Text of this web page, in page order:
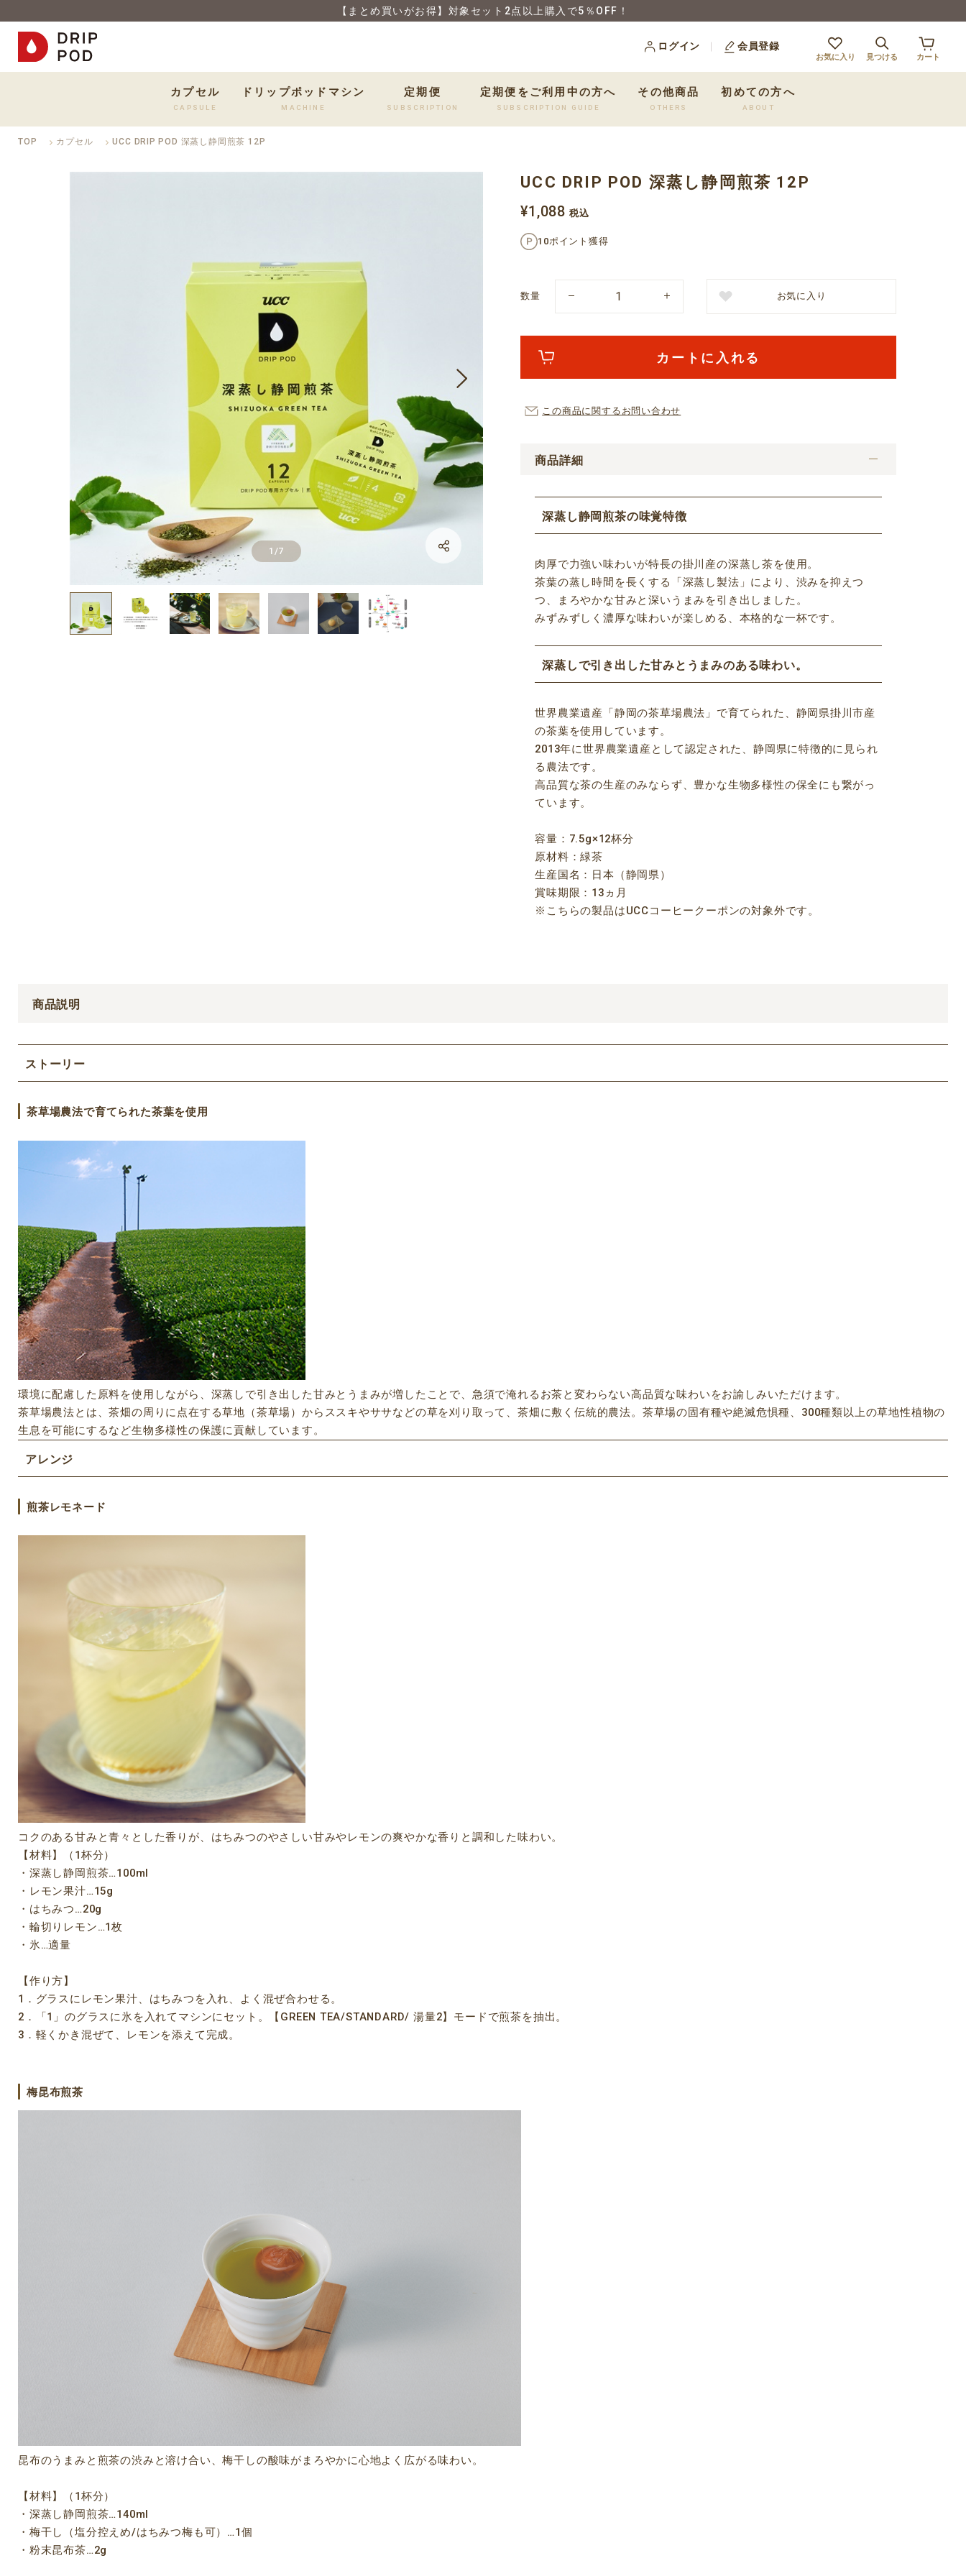
【まとめ買いがお得】対象セット2点以上購入で5％OFF！
ログイン 会員登録
お気に入り 見つける カート
カプセル
CAPSULE
ドリップポッドマシン
MACHINE
定期便
SUBSCRIPTION
定期便をご利用中の方へ
SUBSCRIPTION GUIDE
その他商品
OTHERS
初めての方へ
ABOUT
TOP カプセル UCC DRIP POD 深蒸し静岡煎茶 12P
1 /7
LINE
X
UCC DRIP POD 深蒸し静岡煎茶 12P
¥1,088 税込
10ポイント獲得
数量 お気に入り
カートに入れる
この商品に関するお問い合わせ
商品詳細
深蒸し静岡煎茶の味覚特徴
肉厚で力強い味わいが特長の掛川産の深蒸し茶を使用。
茶葉の蒸し時間を長くする「深蒸し製法」により、渋みを抑えつ
つ、まろやかな甘みと深いうまみを引き出しました。
みずみずしく濃厚な味わいが楽しめる、本格的な一杯です。
深蒸しで引き出した甘みとうまみのある味わい。
世界農業遺産「静岡の茶草場農法」で育てられた、静岡県掛川市産
の茶葉を使用しています。
2013年に世界農業遺産として認定された、静岡県に特徴的に見られ
る農法です。
高品質な茶の生産のみならず、豊かな生物多様性の保全にも繋がっ
ています。
容量：7.5g×12杯分
原材料：緑茶
生産国名：日本（静岡県）
賞味期限：13ヵ月
※こちらの製品はUCCコーヒークーポンの対象外です。
商品説明
ストーリー
茶草場農法で育てられた茶葉を使用
環境に配慮した原料を使用しながら、深蒸しで引き出した甘みとうまみが増したことで、急須で淹れるお茶と変わらない高品質な味わいをお諭しみいただけます。
茶草場農法とは、茶畑の周りに点在する草地（茶草場）からススキやササなどの草を刈り取って、茶畑に敷く伝統的農法。茶草場の固有種や絶滅危惧種、300種類以上の草地性植物の
生息を可能にするなど生物多様性の保護に貢献しています。
アレンジ
煎茶レモネード
コクのある甘みと青々とした香りが、はちみつのやさしい甘みやレモンの爽やかな香りと調和した味わい。
【材料】（1杯分）
・深蒸し静岡煎茶…100ml
・レモン果汁…15g
・はちみつ…20g
・輪切りレモン…1枚
・氷…適量
【作り方】
1．グラスにレモン果汁、はちみつを入れ、よく混ぜ合わせる。
2．「1」のグラスに氷を入れてマシンにセット。【GREEN TEA/STANDARD/ 湯量2】モードで煎茶を抽出。
3．軽くかき混ぜて、レモンを添えて完成。
梅昆布煎茶
昆布のうまみと煎茶の渋みと溶け合い、梅干しの酸味がまろやかに心地よく広がる味わい。
【材料】（1杯分）
・深蒸し静岡煎茶…140ml
・梅干し（塩分控えめ/はちみつ梅も可）…1個
・粉末昆布茶…2g